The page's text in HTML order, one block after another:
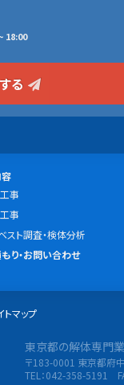
18:00
る
事
事
スト調査・検体分析
り・お問い合わせ
トマップ
限会社 東央建設
東京都の解体専門
〒183-0001 東京都府
TEL：042-358-5191